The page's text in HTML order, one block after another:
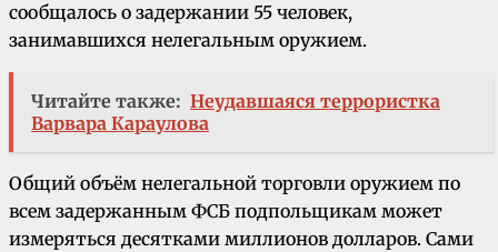
сообщалось о задержании 55 человек,
занимавшихся нелегальным оружием.
Читайте также: Неудавшаяся террористка
Варвара Караулова
Общий объём нелегальной торговли оружием по
всем задержанным ФСБ подпольщикам может
измеряться десятками миллионов долларов. Сами